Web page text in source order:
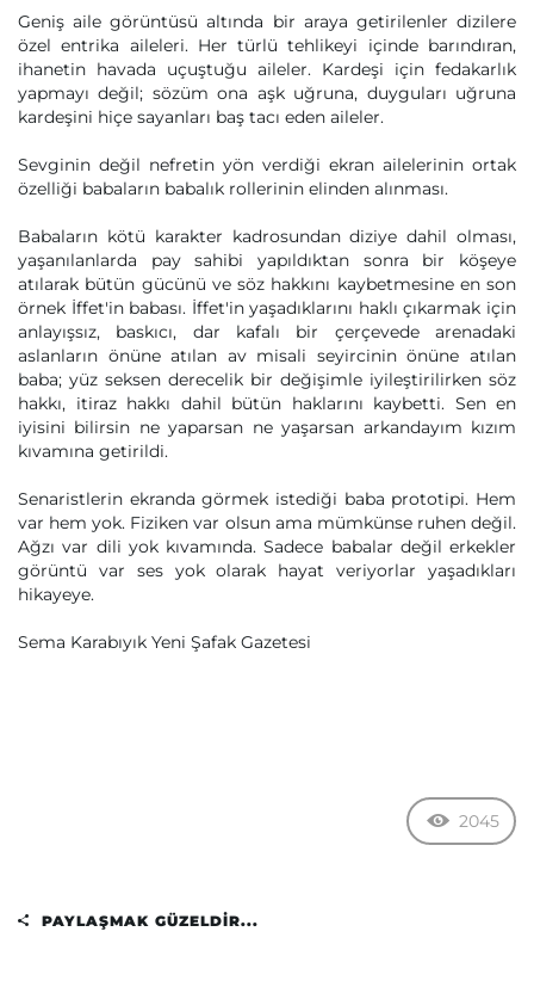
Geniş aile görüntüsü altında bir araya getirilenler dizilere
özel entrika aileleri. Her türlü tehlikeyi içinde barındıran,
ihanetin havada uçuştuğu aileler. Kardeşi için fedakarlık
yapmayı değil; sözüm ona aşk uğruna, duyguları uğruna
kardeşini hiçe sayanları baş tacı eden aileler.
Sevginin değil nefretin yön verdiği ekran ailelerinin ortak
özelliği babaların babalık rollerinin elinden alınması.
Babaların kötü karakter kadrosundan diziye dahil olması,
yaşanılanlarda pay sahibi yapıldıktan sonra bir köşeye
atılarak bütün gücünü ve söz hakkını kaybetmesine en son
örnek İffet'in babası. İffet'in yaşadıklarını haklı çıkarmak için
anlayışsız, baskıcı, dar kafalı bir çerçevede arenadaki
aslanların önüne atılan av misali seyircinin önüne atılan
baba; yüz seksen derecelik bir değişimle iyileştirilirken söz
hakkı, itiraz hakkı dahil bütün haklarını kaybetti. Sen en
iyisini bilirsin ne yaparsan ne yaşarsan arkandayım kızım
kıvamına getirildi.
Senaristlerin ekranda görmek istediği baba prototipi. Hem
var hem yok. Fiziken var olsun ama mümkünse ruhen değil.
Ağzı var dili yok kıvamında. Sadece babalar değil erkekler
görüntü var ses yok olarak hayat veriyorlar yaşadıkları
hikayeye.
Sema Karabıyık Yeni Şafak Gazetesi
2045
PAYLAŞMAK GÜZELDIR...